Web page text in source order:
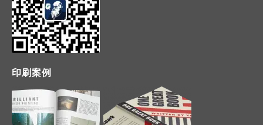
印刷案例